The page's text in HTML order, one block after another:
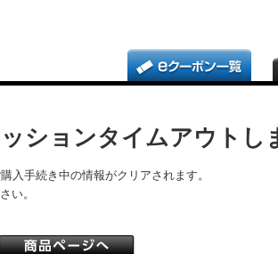
ションタイムアウトし
入手続き中の情報がクリアされます。
い。